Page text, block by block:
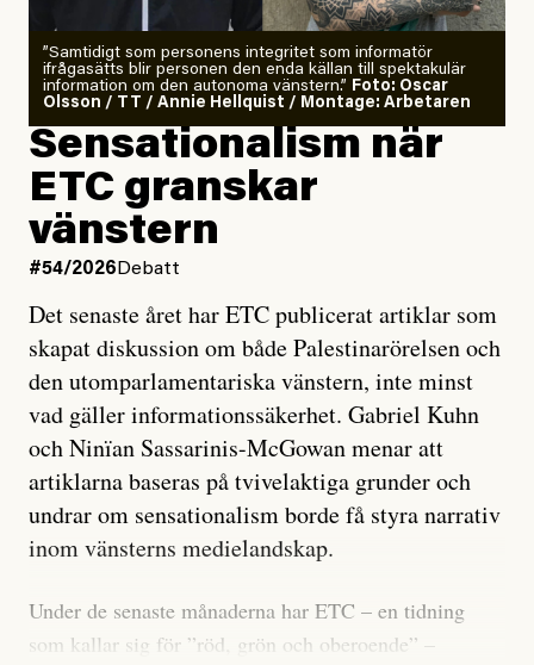
”Samtidigt som personens integritet som informatör
ifrågasätts blir personen den enda källan till spektakulär
information om den autonoma vänstern.” Foto: Oscar
Olsson / TT / Annie Hellquist / Montage: Arbetaren
Sensationalism när
ETC granskar
vänstern
#54/2026 Debatt
Det senaste året har ETC publicerat artiklar som
skapat diskussion om både Palestinarörelsen och
den utomparlamentariska vänstern, inte minst
vad gäller informationssäkerhet. Gabriel Kuhn
och Ninïan Sassarinis-McGowan menar att
artiklarna baseras på tvivelaktiga grunder och
undrar om sensationalism borde få styra narrativ
inom vänsterns medielandskap.
Under de senaste månaderna har ETC – en tidning
som kallar sig för ”röd, grön och oberoende” –